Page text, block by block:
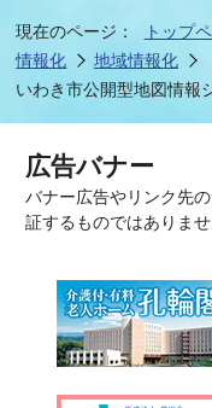
現在のページ： トップ
情報化
地域情報化
いわき市公開型地図情
広告バナー
バナー広告やリンク先
証するものではありませ